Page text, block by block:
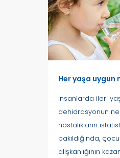
Her yaşa uygun
İnsanlarda ileri
dehidrasyonun
hastalıkların
bakıldığında,
alışkanlığının